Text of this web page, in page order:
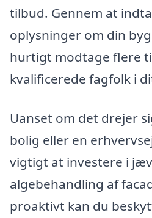
tilbud. Gennem at
oplysninger om din
hurtigt modtage flere
kvalificerede fagfolk i
Uanset om det drejer
bolig eller en
vigtigt at investere i
algebehandling af
proaktivt kan du